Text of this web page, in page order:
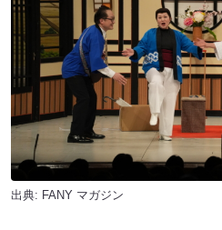
出典: FANY マガジン